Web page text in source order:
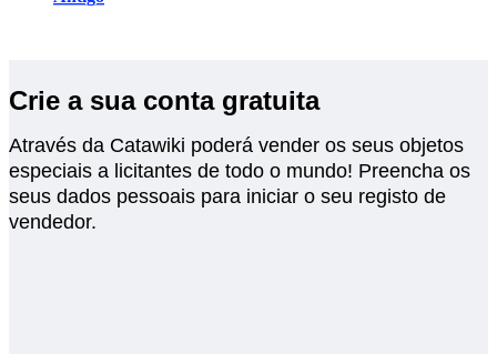
Crie a sua conta gratuita
Através da Catawiki poderá vender os seus objetos
especiais a licitantes de todo o mundo! Preencha os
seus dados pessoais para iniciar o seu registo de
vendedor.